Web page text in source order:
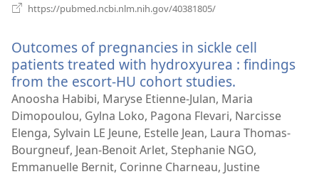
https://pubmed.ncbi.nlm.nih.gov/40381805/
Outcomes of pregnancies in sickle cell
patients treated with hydroxyurea : findings
from the escort-HU cohort studies.
uuden
ikkunan)
Anoosha Habibi, Maryse Etienne-Julan, Maria
Dimopoulou, Gylna Loko, Pagona Flevari, Narcisse
Elenga, Sylvain LE Jeune, Estelle Jean, Laura Thomas-
Bourgneuf, Jean-Benoit Arlet, Stephanie NGO,
Emmanuelle Bernit, Corinne Charneau, Justine